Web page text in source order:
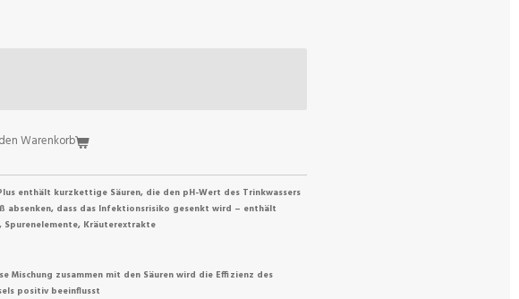
Warenkorb
enthält kurzkettige Säuren, die den pH-Wert des Trinkwassers
absenken, dass das Infektionsrisiko gesenkt wird – enthält
Spurenelemente, Kräuterextrakte
Mischung zusammen mit den Säuren wird die Effizienz des
positiv beeinflusst